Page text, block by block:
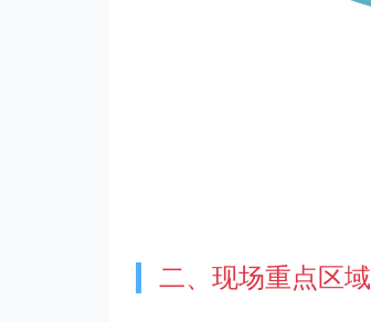
二、现场重点区